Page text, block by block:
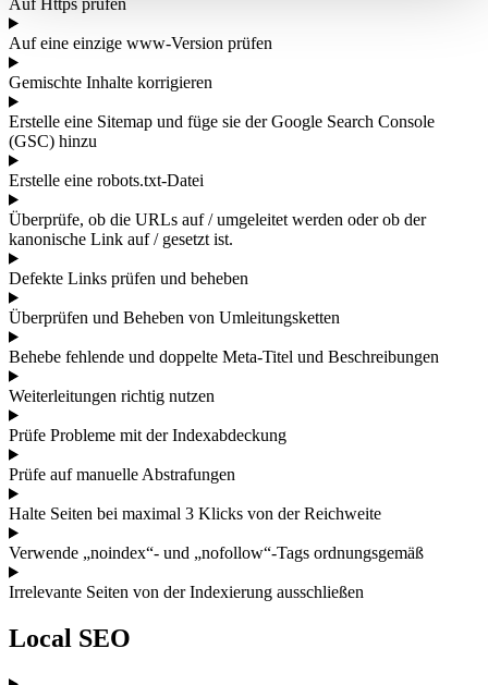
Auf eine einzige www-Version prüfen
Gemischte Inhalte korrigieren
Erstelle eine Sitemap und füge sie der Google Search Console
(GSC) hinzu
Erstelle eine robots.txt-Datei
Überprüfe, ob die URLs auf / umgeleitet werden oder ob der
kanonische Link auf / gesetzt ist.
Defekte Links prüfen und beheben
Überprüfen und Beheben von Umleitungsketten
Behebe fehlende und doppelte Meta-Titel und Beschreibungen
Weiterleitungen richtig nutzen
Prüfe Probleme mit der Indexabdeckung
Prüfe auf manuelle Abstrafungen
Halte Seiten bei maximal 3 Klicks von der Reichweite
Verwende „noindex“- und „nofollow“-Tags ordnungsgemäß
Irrelevante Seiten von der Indexierung ausschließen
Local SEO